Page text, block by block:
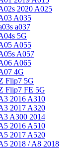
2020 A025
A035
a037
5G
A055
A057
A065
4G
Flip7 5G
Flip7 FE 5G
2016 A310
2017 A320
A300 2014
2016 A510
2017 A520
2018 / A8 2018